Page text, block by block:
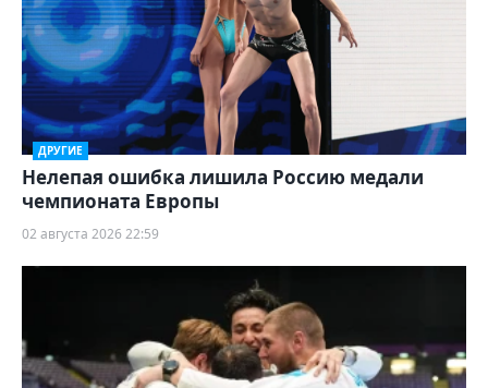
ДРУГИЕ
Нелепая ошибка лишила Россию медали
чемпионата Европы
02 августа 2026 22:59